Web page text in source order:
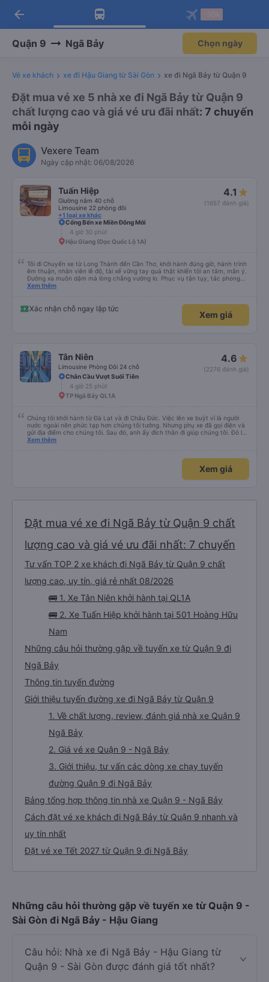
Tải app Vexere ngay!
Nhận ưu đãi thành viên độc
Mở app
Tải app Vexere
-30k/ghế khi đặt vé máy bay qua
Mở app
arrow_back
Quận 9 Ngã Bảy Chọn ngày
Vé xe khách xe đi Hậu Giang từ Sài Gòn xe đi Ngã Bảy từ Quận 9
Đặt mua vé xe 5 nhà xe đi Ngã Bảy từ Quận 9
chất lượng cao và giá vé ưu đãi nhất: 7 chuyến
mỗi ngày
Vexere Team
Ngày cập nhật: 06/08/2026
Tuấn Hiệp
Giường nằm 40 chỗ
Limousine 22 phòng đôi
+1 loại xe khác
4.1
(1657 đánh giá)
Cổng Bến xe Miền Đông Mới
4 giờ 30 phút
Hậu Giang (Dọc Quốc Lộ 1A)
Tôi đi Chuyến xe từ Long Thành đến Cần Thơ, khởi hành đúng giờ, hành trình
êm thuận, nhân viên lễ độ, tài xế vững tay quả thật khiến tôi an tâm, mãn ý.
Đường xa muôn dặm mà lòng chẳng vướng lo. Phục vụ tận tụy, tác phong
nghiêm cẩn, hiếm thấy giữa thời buổi kim tiền vội vã. Xã hội loạn đạo. Xin gửi
Xem thêm
Xác nhận chỗ ngay lập tức
Xem giá
Tân Niên
Limousine Phòng Đôi 24 chỗ
4.6
(2276 đánh giá)
Chân Cầu Vượt Suối Tiên
4 giờ 25 phút
TP Ngã Bảy QL1A
Chúng tôi khởi hành từ Đà Lạt và đi Châu Đức. Việc lên xe buýt vì là người
nước ngoài nên phức tạp hơn chúng tôi tưởng. Nhưng phụ xe đã gọi điện và
gửi địa điểm cho chúng tôi. Sau đó, anh ấy đích thân đi giúp chúng tôi. Đó là
lần đầu tiên đi xe giường nằm với hai đứa trẻ nhỏ khá thú vị. Chúng tôi không
điểm dừng, họ đánh thức chúng tôi dậy và đảm bảo chúng tôi đã sẵn sàng.
Nhìn chung, đó là một trải nghiệm tốt. Mỗi giường đều có gối và chăn, và đủ
Xem thêm
Xem giá
Đặt mua vé xe đi Ngã Bảy từ Quận 9 chất
lượng cao và giá vé ưu đãi nhất: 7 chuyến
Tư vấn TOP 2 xe khách đi Ngã Bảy từ Quận 9 chất
lượng cao, uy tín, giá rẻ nhất 08/2026
🚌 1. Xe Tân Niên khởi hành tại QL1A
🚌 2. Xe Tuấn Hiệp khởi hành tại 501 Hoàng Hữu
Nam
Những câu hỏi thường gặp về tuyến xe từ Quận 9 đi
Ngã Bảy
Thông tin tuyến đường
Giới thiệu tuyến đường xe đi Ngã Bảy từ Quận 9
1. Về chất lượng, review, đánh giá nhà xe Quận 9
Ngã Bảy
2. Giá vé xe Quận 9 - Ngã Bảy
3. Giới thiệu, tư vấn các dòng xe chạy tuyến
đường Quận 9 đi Ngã Bảy
Bảng tổng hợp thông tin nhà xe Quận 9 - Ngã Bảy
Cách đặt vé xe khách đi Ngã Bảy từ Quận 9 nhanh và
uy tín nhất
Đặt vé xe Tết 2027 từ Quận 9 đi Ngã Bảy
Những câu hỏi thường gặp về tuyến xe từ Quận 9 -
Sài Gòn đi Ngã Bảy - Hậu Giang
Câu hỏi: Nhà xe đi Ngã Bảy - Hậu Giang từ
Quận 9 - Sài Gòn được đánh giá tốt nhất?